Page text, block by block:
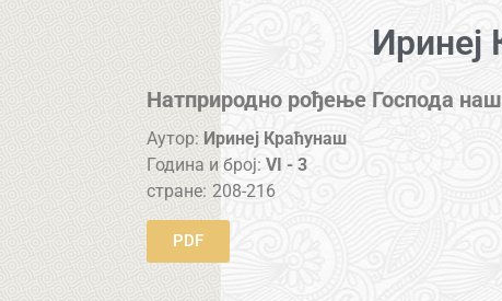
Иринеј
Натприродно рођење Господа
Аутор: Иринеј Краћунаш
Година и број:VI - 3
стране: 208-216
PDF